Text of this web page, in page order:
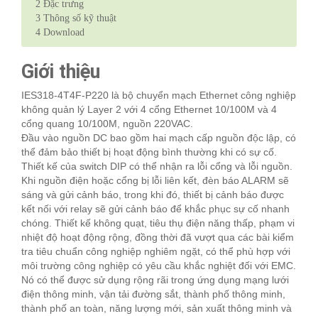
2 Đặc trưng
3 Thông số kỹ thuật
4 Download
Giới thiệu
IES318-4T4F-P220 là bộ chuyển mạch Ethernet công nghiệp
không quản lý Layer 2 với 4 cổng Ethernet 10/100M và 4
cổng quang 10/100M, nguồn 220VAC.
Đầu vào nguồn DC bao gồm hai mạch cấp nguồn độc lập, có
thể đảm bảo thiết bị hoạt động bình thường khi có sự cố.
Thiết kế của switch DIP có thể nhận ra lỗi cổng và lỗi nguồn.
Khi nguồn điện hoặc cổng bị lỗi liên kết, đèn báo ALARM sẽ
sáng và gửi cảnh báo, trong khi đó, thiết bị cảnh báo được
kết nối với relay sẽ gửi cảnh báo để khắc phục sự cố nhanh
chóng. Thiết kế không quạt, tiêu thụ điện năng thấp, phạm vi
nhiệt độ hoạt động rộng, đồng thời đã vượt qua các bài kiểm
tra tiêu chuẩn công nghiệp nghiêm ngặt, có thể phù hợp với
môi trường công nghiệp có yêu cầu khắc nghiệt đối với EMC.
Nó có thể được sử dụng rộng rãi trong ứng dụng mạng lưới
điện thông minh, vận tải đường sắt, thành phố thông minh,
thành phố an toàn, năng lượng mới, sản xuất thông minh và